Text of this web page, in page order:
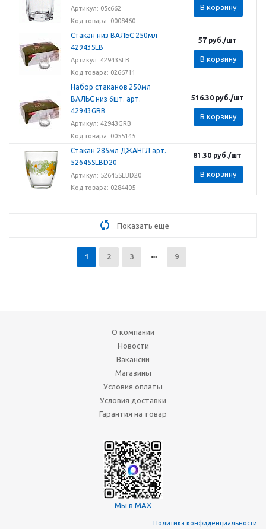
Артикул: 05с662
Код товара: 0008460
В корзину
Стакан низ ВАЛЬС 250мл
42943SLB
Артикул: 42943SLB
Код товара: 0266711
57руб./шт
В корзину
Набор стаканов 250мл
ВАЛЬС низ 6шт. арт.
42943GRB
Артикул: 42943GRB
Код товара: 0055145
516.30руб./шт
В корзину
Стакан 285мл ДЖАНГЛ арт.
52645SLBD20
Артикул: 52645SLBD20
Код товара: 0284405
81.30 руб./шт
В корзину
Показать еще
1 2 3 9
О компании
Новости
Вакансии
Магазины
Условия оплаты
Условия доставки
Гарантия на товар
Мы в MAX
Политика конфиденциальности